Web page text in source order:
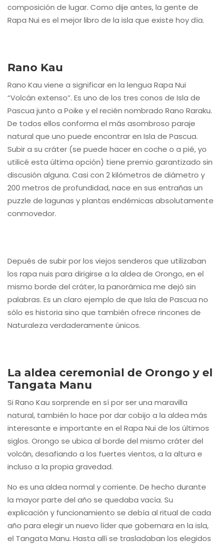
composición de lugar. Como dije antes, la gente de
Rapa Nui es el mejor libro de la isla que existe hoy día.
Rano Kau
Rano Kau viene a significar en la lengua Rapa Nui
“Volcán extenso”. Es uno de los tres conos de Isla de
Pascua junto a Poike y el recién nombrado Rano Raraku.
De todos ellos conforma el más asombroso paraje
natural que uno puede encontrar en Isla de Pascua.
Subir a su cráter (se puede hacer en coche o a pié, yo
utilicé esta última opción) tiene premio garantizado sin
discusión alguna. Casi con 2 kilómetros de diámetro y
200 metros de profundidad, nace en sus entrañas un
puzzle de lagunas y plantas endémicas absolutamente
conmovedor.
Depués de subir por los viejos senderos que utilizaban
los rapa nuis para dirigirse a la aldea de Orongo, en el
mismo borde del cráter, la panorámica me dejó sin
palabras. Es un claro ejemplo de que Isla de Pascua no
sólo es historia sino que también ofrece rincones de
Naturaleza verdaderamente únicos.
La aldea ceremonial de Orongo y el
Tangata Manu
Si Rano Kau sorprende en sí por ser una maravilla
natural, también lo hace por dar cobijo a la aldea más
interesante e importante en el Rapa Nui de los últimos
siglos. Orongo se ubica al borde del mismo cráter del
volcán, desafiando a los fuertes vientos, a la altura e
incluso a la propia gravedad.
No es una aldea normal y corriente. De hecho durante
la mayor parte del año se quedaba vacía. Su
explicación y funcionamiento se debía al ritual de cada
año para elegir un nuevo líder que gobernara en la isla,
el Tangata Manu. Hasta allí se trasladaban los elegidos